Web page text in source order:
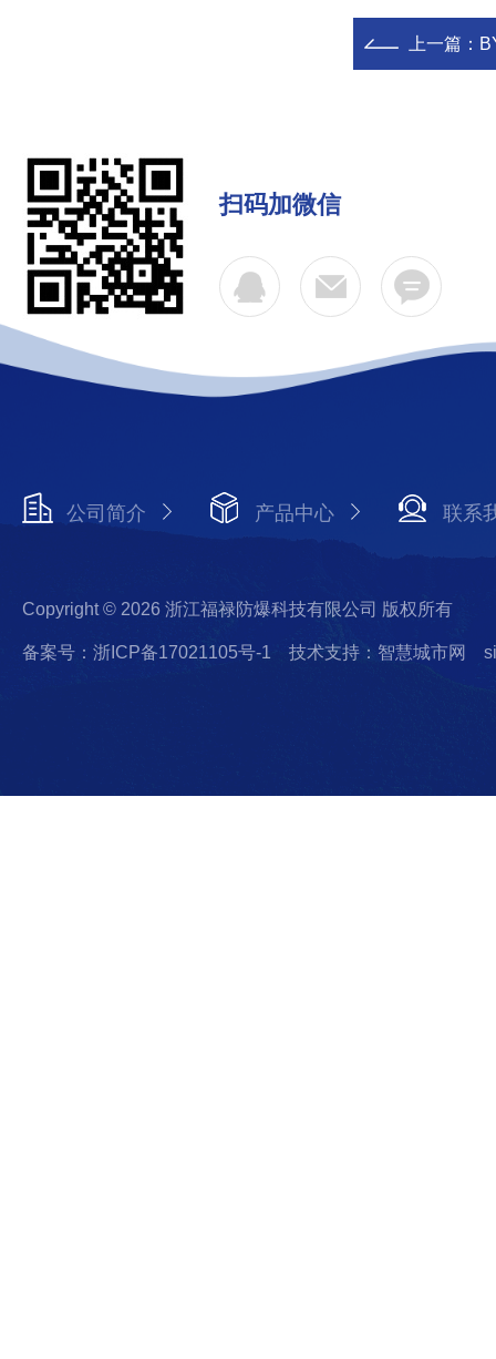
上一篇：
扫码加微信
公司简介 产品中心 联系
Copyright © 2026 浙江福禄防爆科技有限公司 版权所有
备案号：浙ICP备17021105号-1 技术支持：智慧城市网